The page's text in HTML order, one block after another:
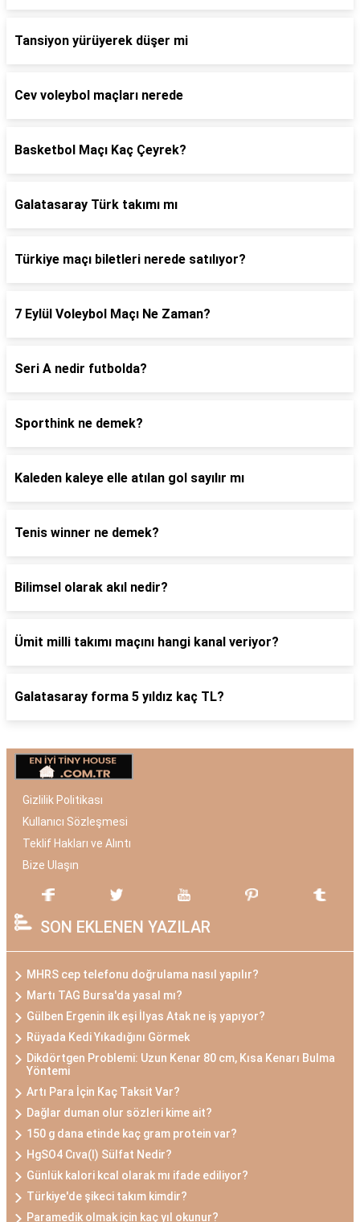
Tansiyon yürüyerek düşer mi
Cev voleybol maçları nerede
Basketbol Maçı Kaç Çeyrek?
Galatasaray Türk takımı mı
Türkiye maçı biletleri nerede satılıyor?
7 Eylül Voleybol Maçı Ne Zaman?
Seri A nedir futbolda?
Sporthink ne demek?
Kaleden kaleye elle atılan gol sayılır mı
Tenis winner ne demek?
Bilimsel olarak akıl nedir?
Ümit milli takımı maçını hangi kanal veriyor?
Galatasaray forma 5 yıldız kaç TL?
Gizlilik Politikası
Kullanıcı Sözleşmesi
Teklif Hakları ve Alıntı
Bize Ulaşın
SON EKLENEN YAZILAR
MHRS cep telefonu doğrulama nasıl yapılır?
Martı TAG Bursa'da yasal mı?
Gülben Ergenin ilk eşi İlyas Atak ne iş yapıyor?
Rüyada Kedi Yıkadığını Görmek
Dikdörtgen Problemi: Uzun Kenar 80 cm, Kısa Kenarı Bulma
Yöntemi
Artı Para İçin Kaç Taksit Var?
Dağlar duman olur sözleri kime ait?
150 g dana etinde kaç gram protein var?
HgSO4 Cıva(I) Sülfat Nedir?
Günlük kalori kcal olarak mı ifade ediliyor?
Türkiye'de şikeci takım kimdir?
Paramedik olmak için kaç yıl okunur?